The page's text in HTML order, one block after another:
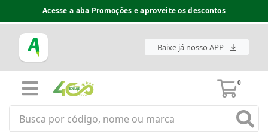
Acesse a aba Promoções e aproveite os descontos
Baixe já nosso APP
0